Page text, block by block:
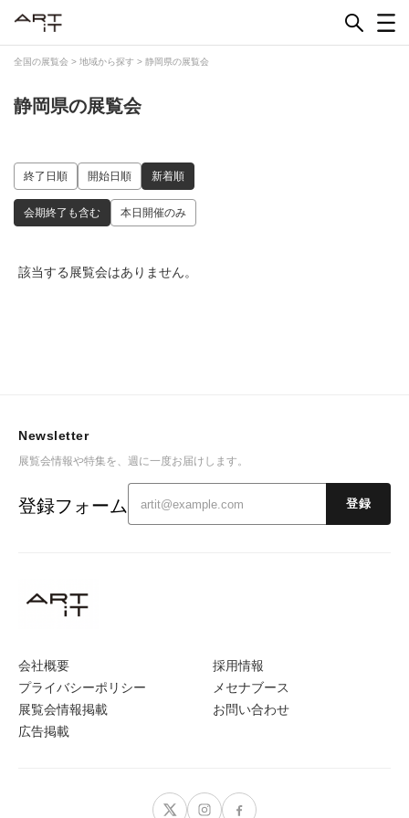
全国の展覧会 > 地域から探す > 静岡県の展覧会
静岡県の展覧会
終了日順 開始日順 新着順
会期終了も含む 本日開催のみ
該当する展覧会はありません。
会社概要
プライバシーポリシー
展覧会情報掲載
広告掲載
採用情報
メセナブース
お問い合わせ
Newsletter
展覧会情報や特集を、週に一度お届けします。
登録フォーム 登録